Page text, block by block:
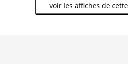
voir les affiches de